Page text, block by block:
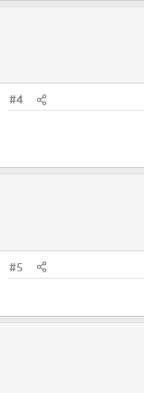
#4
#5